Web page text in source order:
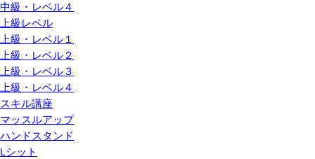
中級・レベル４
上級レベル
上級・レベル１
上級・レベル２
上級・レベル３
上級・レベル４
スキル講座
マッスルアップ
ハンドスタンド
Lシット